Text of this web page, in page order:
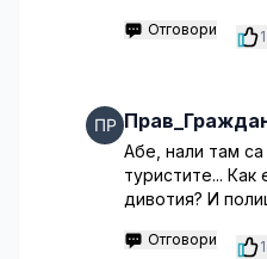
Отговори 1
Абе, нали там са
туристите...
дивотия? И
Отговори 1